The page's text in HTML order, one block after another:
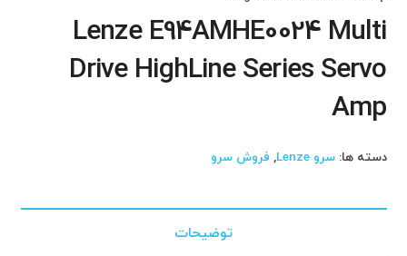
Lenze E94AMHE0024 Multi
Drive HighLine Series Servo
Amp
دسته ها:سرو Lenze , فروش سرو
توضیحات